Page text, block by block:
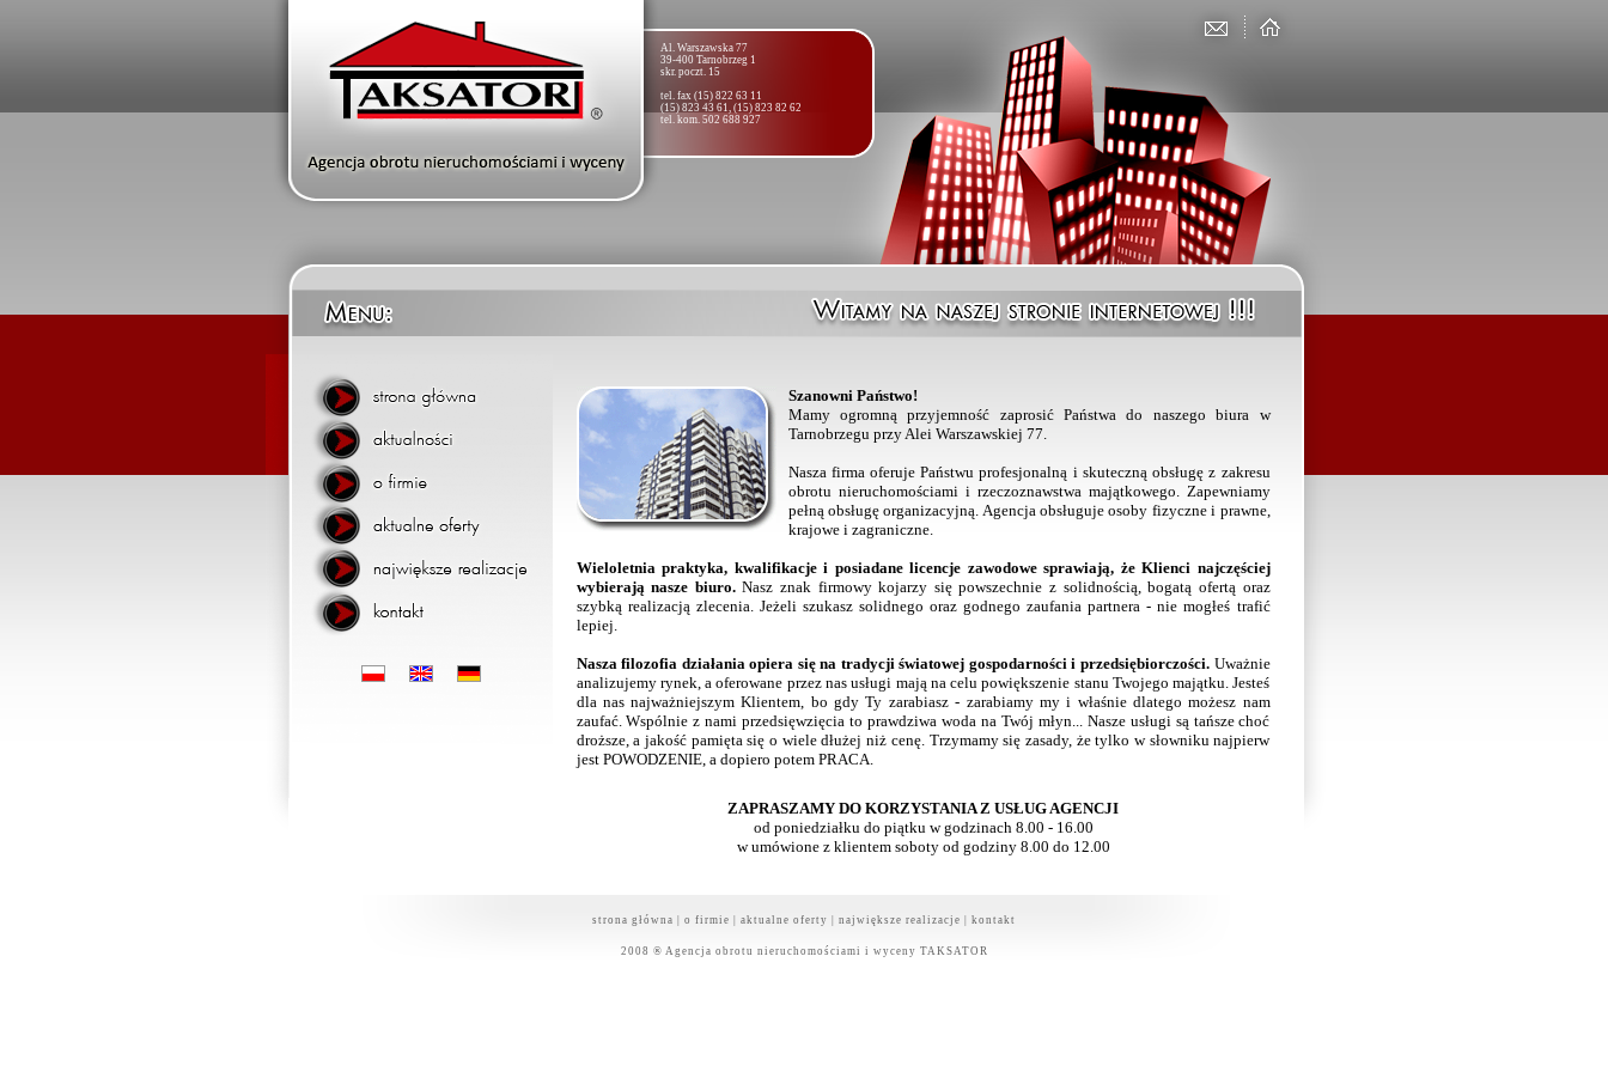
Al. Warszawska 77
39-400 Tarnobrzeg 1
skr. poczt. 15
tel. fax (15) 822 63 11
(15) 823 43 61, (15) 823 82 62
tel. kom. 502 688 927
Szanowni Państwo!
Mamy ogromną przyjemność zaprosić Państwa do naszego biura w
Tarnobrzegu przy Alei Warszawskiej 77.
Nasza firma oferuje Państwu profesjonalną i skuteczną obsługę z zakresu
obrotu nieruchomościami i rzeczoznawstwa majątkowego. Zapewniamy
pełną obsługę organizacyjną. Agencja obsługuje osoby fizyczne i prawne,
krajowe i zagraniczne.
Wieloletnia praktyka, kwalifikacje i posiadane licencje zawodowe sprawiają, że Klienci najczęściej
wybierają nasze biuro.Nasz znak firmowy kojarzy się powszechnie z solidnością, bogatą ofertą oraz
szybką realizacją zlecenia. Jeżeli szukasz solidnego oraz godnego zaufania partnera - nie mogłeś trafić
lepiej.
Nasza filozofia działania opiera się na tradycji światowej gospodarności i przedsiębiorczości.Uważnie
analizujemy rynek, a oferowane przez nas usługi mają na celu powiększenie stanu Twojego majątku. Jesteś
dla nas najważniejszym Klientem, bo gdy Ty zarabiasz - zarabiamy my i właśnie dlatego możesz nam
zaufać. Wspólnie z nami przedsięwzięcia to prawdziwa woda na Twój młyn... Nasze usługi są tańsze choć
droższe, a jakość pamięta się o wiele dłużej niż cenę. Trzymamy się zasady, że tylko w słowniku najpierw
jest POWODZENIE, a dopiero potem PRACA.
ZAPRASZAMY DO KORZYSTANIA Z USŁUG AGENCJI
od poniedziałku do piątku w godzinach 8.00 - 16.00
w umówione z klientem soboty od godziny 8.00 do 12.00
strona główna o firmie aktualne oferty największe realizacje kontakt
2008 ® Agencja obrotu nieruchomościami i wyceny TAKSATOR